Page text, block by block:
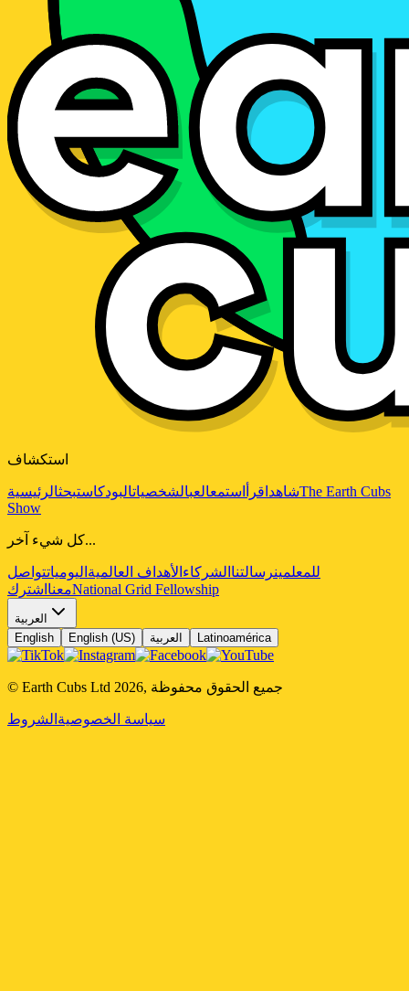
استكشاف
شاهد اقرأ استمعالعبالشخصياتالبودكاستبحثالرئيسية
The Earth Cubs
Show
كل شيء آخر...
للمعلمينرسالتنا الشركاء الأهداف العالمية اليومياتتواصل
معنا اشترك National Grid Fellowship
العربية
English
English (US) العربية Latinoamérica
© Earth Cubs Ltd 2026, جميع الحقوق محفوظة
سياسة الخصوصية الشروط